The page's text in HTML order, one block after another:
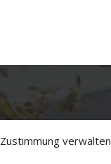
Zustimmung verwalten